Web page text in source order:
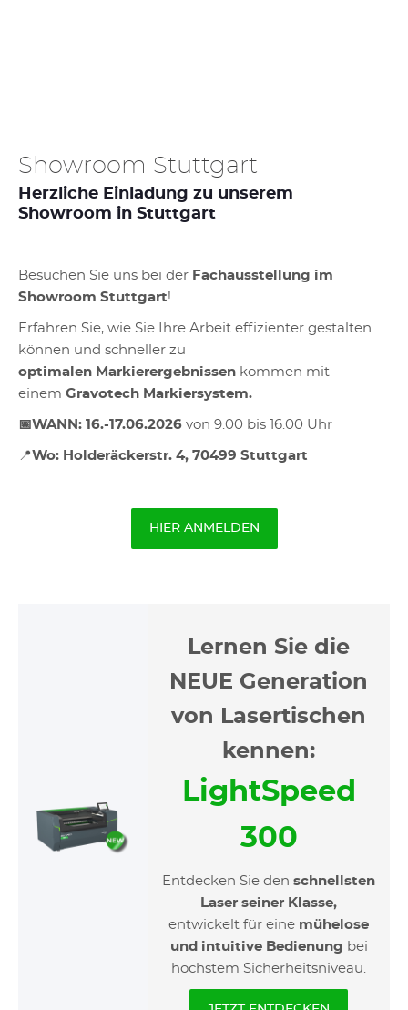
Showroom Stuttgart
Herzliche Einladung zu unserem
Showroom in Stuttgart
Besuchen Sie uns bei der Fachausstellung im
Showroom Stuttgart!
Erfahren Sie, wie Sie Ihre Arbeit effizienter gestalten
können und schneller zu
optimalen Markierergebnissen kommen mit
einem Gravotech Markiersystem.
📅WANN: 16.-17.06.2026 von 9.00 bis 16.00 Uhr
📍Wo: Holderäckerstr. 4, 70499 Stuttgart
HIER ANMELDEN
Lernen Sie die
NEUE Generation
von Lasertischen
kennen:
LightSpeed
300
Entdecken Sie den schnellsten
Laser seiner Klasse,
entwickelt für eine mühelose
und intuitive Bedienung bei
höchstem Sicherheitsniveau.